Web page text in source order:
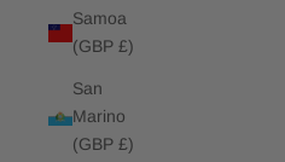
Samoa
(GBP £)
San
Marino
(GBP £)